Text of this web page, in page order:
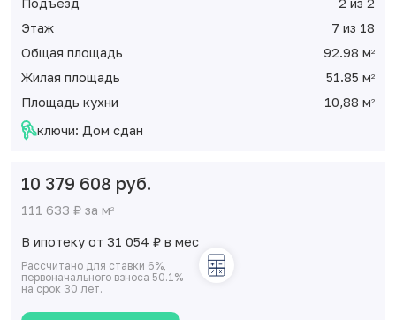
Подъезд
2 из 2
Этаж
7 из 18
Общая площадь
92.98 м2
Жилая площадь 51.85 м2
Площадь кухни 10,88 м2
ключи: Дом сдан
10 379 608 руб.
111 633 ₽ за м2
В ипотеку от 31 054 ₽ в мес
Рассчитано для ставки 6%,
первоначального взноса 50.1%
на срок 30 лет.